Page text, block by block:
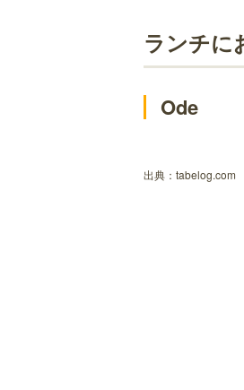
ランチに
ブレッ
レ・グ
ランチに
Ode
出典： tabelog.com